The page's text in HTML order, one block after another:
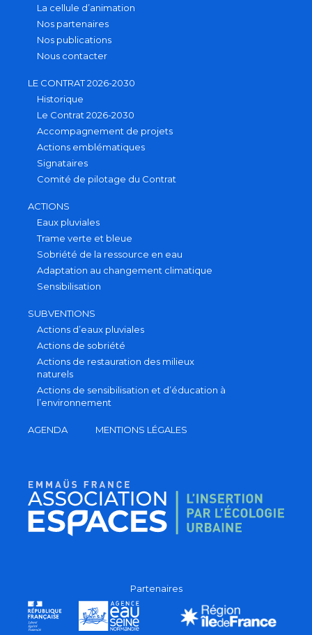
La cellule d’animation
Nos partenaires
Nos publications
Nous contacter
LE CONTRAT 2026-2030
Historique
Le Contrat 2026-2030
Accompagnement de projets
Actions emblématiques
Signataires
Comité de pilotage du Contrat
ACTIONS
Eaux pluviales
Trame verte et bleue
Sobriété de la ressource en eau
Adaptation au changement climatique
Sensibilisation
SUBVENTIONS
Actions d’eaux pluviales
Actions de sobriété
Actions de restauration des milieux
naturels
Actions de sensibilisation et d’éducation à
l’environnement
AGENDA MENTIONS LÉGALES
Partenaires